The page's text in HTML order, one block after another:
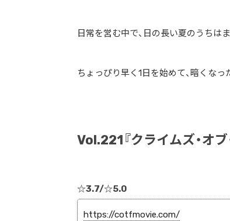
日常を営む中で、日の長い夏のうちは
ちょっぴり早く1日を始めて、暗くな
Vol.221『クライムズ・オブ
☆3.7/☆5.0
https://cotfmovie.com/